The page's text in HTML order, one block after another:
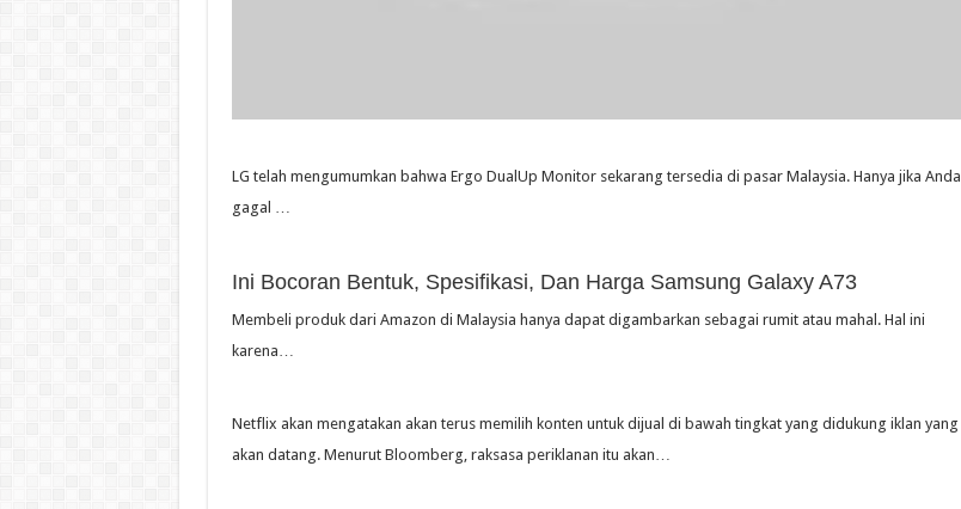
LG telah mengumumkan bahwa Ergo DualUp Monitor sekarang tersedia di pasar Malaysia. Hanya jika Anda
gagal …
Ini Bocoran Bentuk, Spesifikasi, Dan Harga Samsung Galaxy A73
Membeli produk dari Amazon di Malaysia hanya dapat digambarkan sebagai rumit atau mahal. Hal ini
karena…
Netflix akan mengatakan akan terus memilih konten untuk dijual di bawah tingkat yang didukung iklan yang
akan datang. Menurut Bloomberg, raksasa periklanan itu akan…